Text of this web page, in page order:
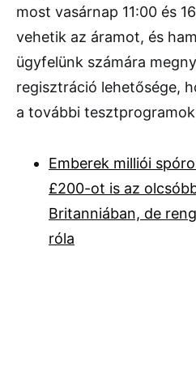
most vasárnap 11:00 és
vehetik az áramot, és
ügyfelünk számára
regisztráció lehetősége,
a további
Emberek milliói
£200-ot is az
Britanniában, de
róla